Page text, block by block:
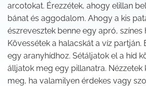
arcotokat. Érezzétek, ahogy elillan
bánat és aggodalom. Ahogy a kis
észrevesztek benne egy apró, színes
Kövessétek a halacskát a víz partján.
egy aranyhídhoz. Sétáljatok el a híd
álljatok meg egy pillanatra. Nézzetek
meg, ha valamilyen érdekes vagy